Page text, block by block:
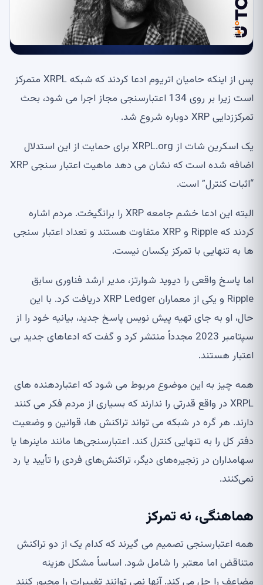
پس از اینکه حامیان اتریوم ادعا کردند که شبکه XRPL متمرکز
است زیرا بر روی 134 اعتبارسنجی مجاز اجرا می شود، بحث
تمرکززدایی XRP دوباره شروع شد.
یک اسکرین شات از XRPL.org برای حمایت از این استدلال
اضافه شده است که نشان می دهد ماهیت اعتبار سنجی XRP
“اثبات کنترل” است.
البته این ادعا خشم جامعه XRP را برانگیخت. مردم اشاره
کردند که Ripple و XRP متفاوت هستند و تعداد اعتبار سنجی
ها به تنهایی با تمرکز یکسان نیست.
اما پاسخ واقعی را دیوید شوارتز، مدیر ارشد فناوری سابق
Ripple و یکی از معماران XRP Ledger دریافت کرد. با این
حال، او به جای تهیه پیش نویس پاسخ جدید، بیانیه خود را از
سپتامبر 2023 مجدداً منتشر کرد و گفت که ادعاهای جدید بی
اعتبار هستند.
همه چیز به این موضوع مربوط می شود که اعتباردهنده های
XRPL در واقع قدرتی را ندارند که بسیاری از مردم فکر می کنند
دارند. هر گره در شبکه می تواند تراکنش ها، قوانین و وضعیت
دفتر کل را به تنهایی کنترل کند. اعتبارسنجی‌ها مانند ماینرها یا
سهامداران در زنجیره‌های دیگر، تراکنش‌های فردی را تأیید یا رد
نمی‌کنند.
هماهنگی، نه تمرکز
همه اعتبارسنجی تصمیم می گیرند که کدام یک از دو تراکنش
متناقض اما معتبر را شامل شود. اساساً مشکل هزینه